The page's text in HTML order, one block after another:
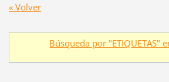
« Volver
Búsqueda por "ETIQUETAS"